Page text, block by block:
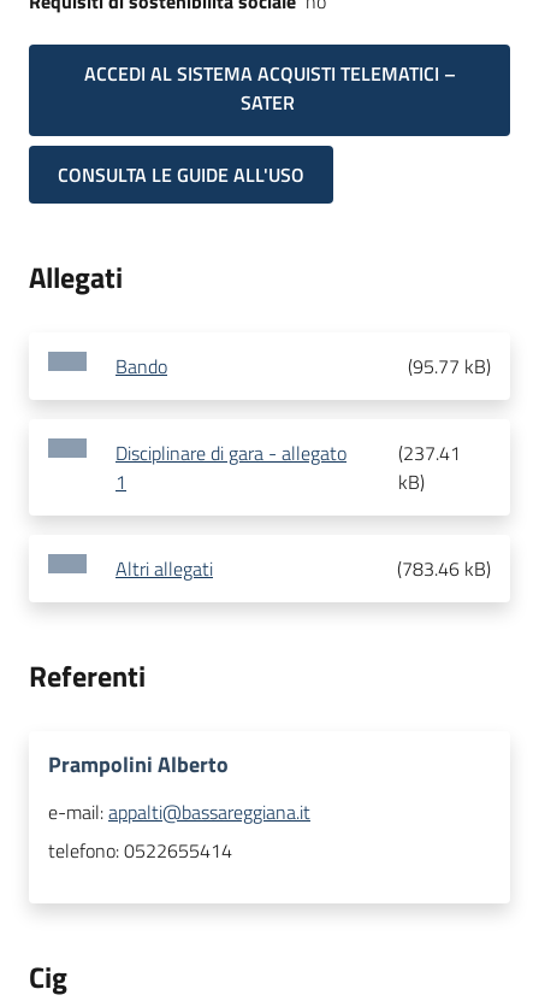
ACCEDI AL SISTEMA ACQUISTI TELEMATICI –
SATER
CONSULTA LE GUIDE ALL'USO
Allegati
Bando (95.77 kB)
Disciplinare di gara - allegato
1
(237.41
kB)
Altri allegati (783.46 kB)
Referenti
Prampolini Alberto
e-mail:appalti@bassareggiana.it
telefono:0522655414
Cig